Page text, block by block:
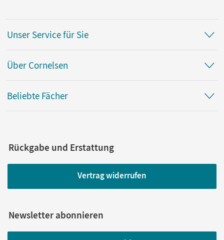
Unser Service für Sie
Über Cornelsen
Beliebte Fächer
Rückgabe und Erstattung
Vertrag widerrufen
Newsletter abonnieren